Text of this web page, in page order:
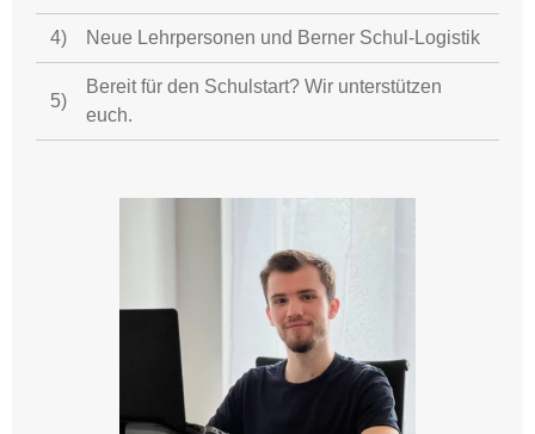
4) Neue Lehrpersonen und Berner Schul-Logistik
5)
Bereit für den Schulstart? Wir unterstützen
euch.